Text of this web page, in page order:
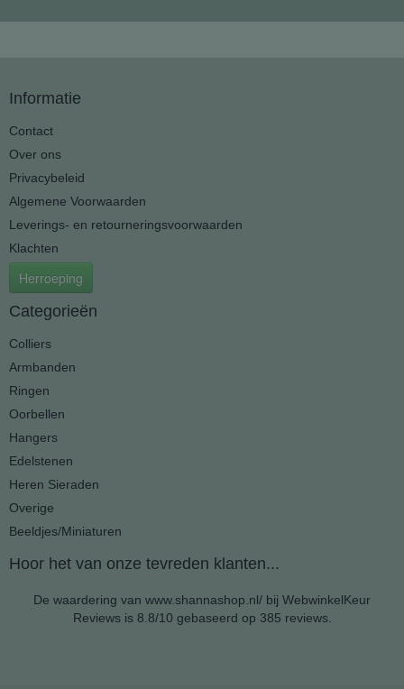
Informatie
Contact
Over ons
Privacybeleid
Algemene Voorwaarden
Leverings- en retourneringsvoorwaarden
Klachten
Herroeping
Categorieën
Colliers
Armbanden
Ringen
Oorbellen
Hangers
Edelstenen
Heren Sieraden
Overige
Beeldjes/Miniaturen
Hoor het van onze tevreden klanten...
De waardering van www.shannashop.nl/ bij WebwinkelKeur
Reviewsis 8.8/10 gebaseerd op 385 reviews.